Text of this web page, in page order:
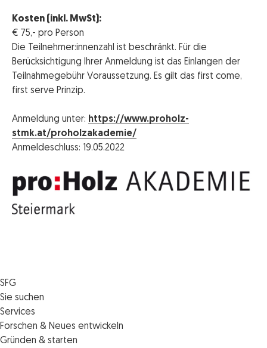
Kosten (inkl. MwSt):
€ 75,- pro Person
Die Teilnehmer:innenzahl ist beschränkt. Für die
Berücksichtigung Ihrer Anmeldung ist das Einlangen der
Teilnahmegebühr Voraussetzung. Es gilt das first come,
first serve Prinzip.
Anmeldung unter: https://www.proholz-
stmk.at/proholzakademie/
Anmeldeschluss: 19.05.2022
SFG
Die SFG
Jobs
Medienservice
Informiert bleiben
Sie suchen
Förderungen
Finanzierungen
Standortentwicklung
Services
Veranstaltungen
News
Forschen & Neues entwickeln
Standortcoaching
Gründen & starten